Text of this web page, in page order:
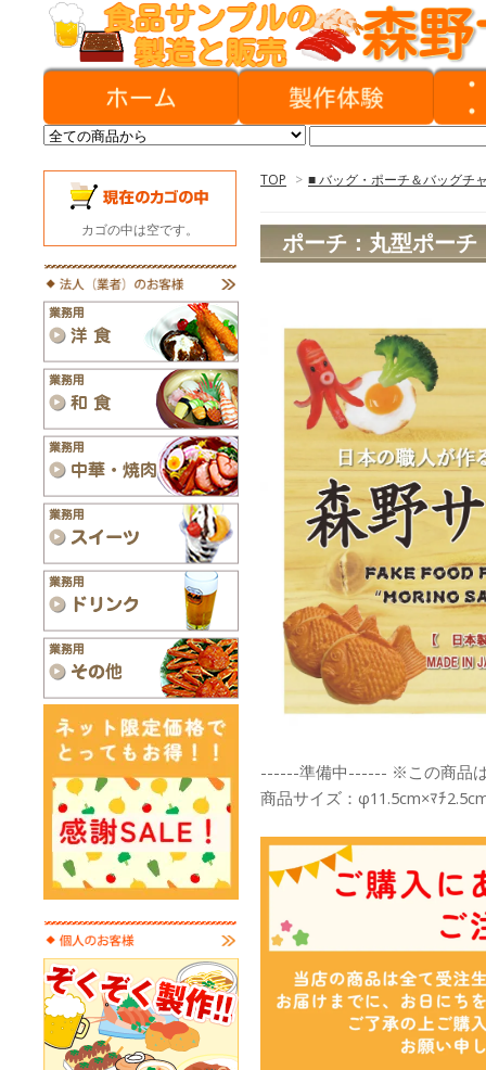
TOP > ■ バッグ・ポーチ＆バッグチ
ポーチ：丸型ポーチ
------準備中------ ※この商品
商品サイズ：φ11.5cm×ﾏﾁ
カゴの中は空です。